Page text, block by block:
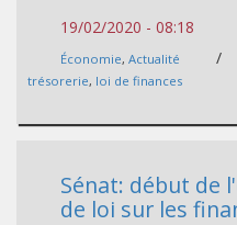
19/02/2020 - 08:18
Économie, Actualité /
trésorerie, loi de finances
Sénat: début de
de loi sur les